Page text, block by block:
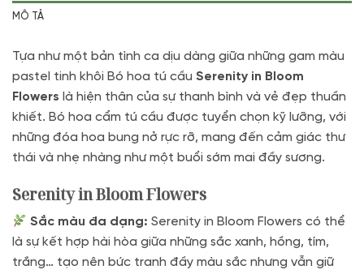
MÔ TẢ
Tựa như một bản tình ca dịu dàng giữa những gam màu
pastel tinh khôi Bó hoa tú cầu Serenity in Bloom
Flowers là hiện thân của sự thanh bình và vẻ đẹp thuần
khiết. Bó hoa cẩm tú cầu được tuyển chọn kỹ lưỡng, với
những đóa hoa bung nở rực rỡ, mang đến cảm giác thư
thái và nhẹ nhàng như một buổi sớm mai đầy sương.
Serenity in Bloom Flowers
Sắc màu đa dạng: Serenity in Bloom Flowers có thể
là sự kết hợp hài hòa giữa những sắc xanh, hồng, tím,
trắng… tạo nên bức tranh đầy màu sắc nhưng vẫn giữ